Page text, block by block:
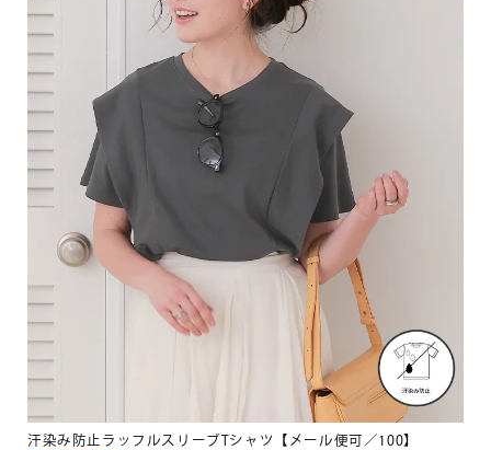
汗染み防止ラッフルスリーブTシャツ【メール便可／100】